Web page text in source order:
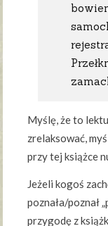
Myślę, że to
zrelaksować,
przy tej książce
Jeżeli kogoś
poznała/poznał
przygodę z